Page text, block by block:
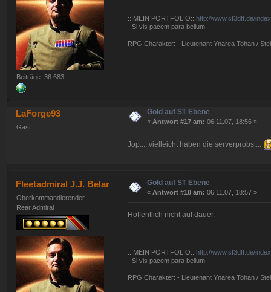
Beiträge: 36.683
:: MEIN PORTFOLIO:: http://www.sf3dff.de/
- Si vis pacem para bellum -
RPG Charakter: - Lieutenant Ynarea Tohan /
LaForge93
Gast
Gold auf ST Ebene
« Antwort #17 am: 06.11.07, 18:56 »
Jop.....vielleicht haben die serverprobs....
Fleetadmiral J.J. Belar
Oberkommandierender
Rear Admiral
Gold auf ST Ebene
« Antwort #18 am: 06.11.07, 18:57 »
Hoffentlich nicht auf dauer.
:: MEIN PORTFOLIO:: http://www.sf3dff.de/
- Si vis pacem para bellum -
RPG Charakter: - Lieutenant Ynarea Tohan /